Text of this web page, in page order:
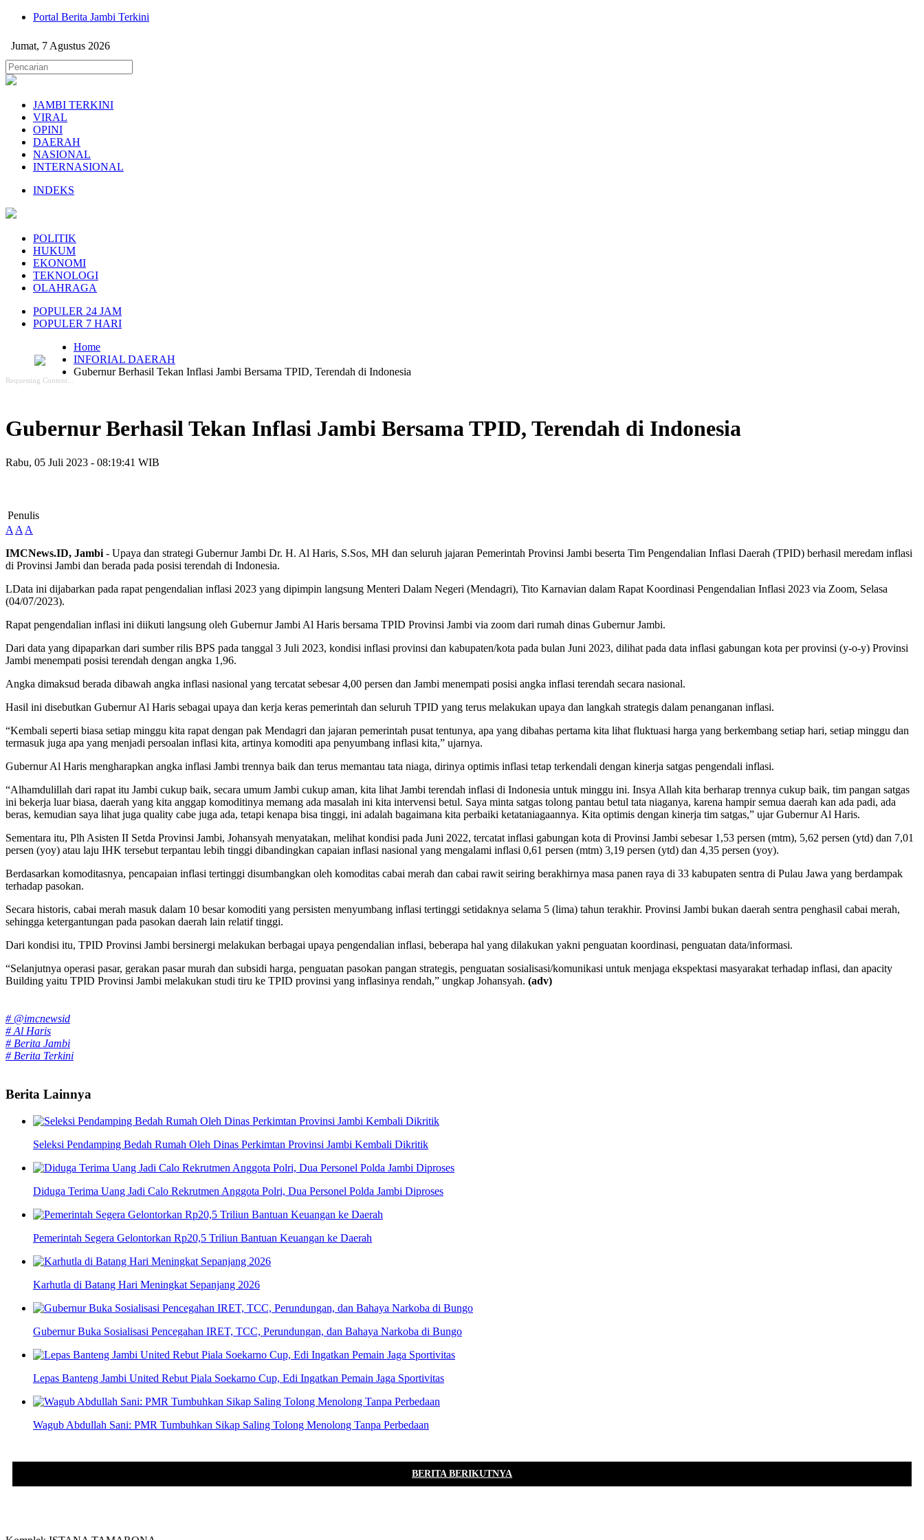
Portal Berita Jambi Terkini
Jumat, 7 Agustus 2026
JAMBI TERKINI
VIRAL
OPINI
DAERAH
NASIONAL
INTERNASIONAL
INDEKS
POLITIK
HUKUM
EKONOMI
TEKNOLOGI
OLAHRAGA
POPULER 24 JAM
POPULER 7 HARI
Requesting Content...
Home
INFORIAL DAERAH
Gubernur Berhasil Tekan Inflasi Jambi Bersama TPID, Terendah di Indonesia
Gubernur Berhasil Tekan Inflasi Jambi Bersama TPID, Terendah di Indonesia
Rabu, 05 Juli 2023 - 08:19:41 WIB
Penulis
A A A
IMCNews.ID, Jambi - Upaya dan strategi Gubernur Jambi Dr. H. Al Haris, S.Sos, MH dan seluruh jajaran Pemerintah Provinsi Jambi beserta Tim Pengendalian Inflasi Daerah (TPID) berhasil meredam inflasi
di Provinsi Jambi dan berada pada posisi terendah di Indonesia.
LData ini dijabarkan pada rapat pengendalian inflasi 2023 yang dipimpin langsung Menteri Dalam Negeri (Mendagri), Tito Karnavian dalam Rapat Koordinasi Pengendalian Inflasi 2023 via Zoom, Selasa
(04/07/2023).
Rapat pengendalian inflasi ini diikuti langsung oleh Gubernur Jambi Al Haris bersama TPID Provinsi Jambi via zoom dari rumah dinas Gubernur Jambi.
Dari data yang dipaparkan dari sumber rilis BPS pada tanggal 3 Juli 2023, kondisi inflasi provinsi dan kabupaten/kota pada bulan Juni 2023, dilihat pada data inflasi gabungan kota per provinsi (y-o-y) Provinsi
Jambi menempati posisi terendah dengan angka 1,96.
Angka dimaksud berada dibawah angka inflasi nasional yang tercatat sebesar 4,00 persen dan Jambi menempati posisi angka inflasi terendah secara nasional.
Hasil ini disebutkan Gubernur Al Haris sebagai upaya dan kerja keras pemerintah dan seluruh TPID yang terus melakukan upaya dan langkah strategis dalam penanganan inflasi.
“Kembali seperti biasa setiap minggu kita rapat dengan pak Mendagri dan jajaran pemerintah pusat tentunya, apa yang dibahas pertama kita lihat fluktuasi harga yang berkembang setiap hari, setiap minggu dan
termasuk juga apa yang menjadi persoalan inflasi kita, artinya komoditi apa penyumbang inflasi kita,” ujarnya.
Gubernur Al Haris mengharapkan angka inflasi Jambi trennya baik dan terus memantau tata niaga, dirinya optimis inflasi tetap terkendali dengan kinerja satgas pengendali inflasi.
“Alhamdulillah dari rapat itu Jambi cukup baik, secara umum Jambi cukup aman, kita lihat Jambi terendah inflasi di Indonesia untuk minggu ini. Insya Allah kita berharap trennya cukup baik, tim pangan satgas
ini bekerja luar biasa, daerah yang kita anggap komoditinya memang ada masalah ini kita intervensi betul. Saya minta satgas tolong pantau betul tata niaganya, karena hampir semua daerah kan ada padi, ada
beras, kemudian saya lihat juga quality cabe juga ada, tetapi kenapa bisa tinggi, ini adalah bagaimana kita perbaiki ketataniagaannya. Kita optimis dengan kinerja tim satgas,” ujar Gubernur Al Haris.
Sementara itu, Plh Asisten II Setda Provinsi Jambi, Johansyah menyatakan, melihat kondisi pada Juni 2022, tercatat inflasi gabungan kota di Provinsi Jambi sebesar 1,53 persen (mtm), 5,62 persen (ytd) dan 7,01
persen (yoy) atau laju IHK tersebut terpantau lebih tinggi dibandingkan capaian inflasi nasional yang mengalami inflasi 0,61 persen (mtm) 3,19 persen (ytd) dan 4,35 persen (yoy).
Berdasarkan komoditasnya, pencapaian inflasi tertinggi disumbangkan oleh komoditas cabai merah dan cabai rawit seiring berakhirnya masa panen raya di 33 kabupaten sentra di Pulau Jawa yang berdampak
terhadap pasokan.
Secara historis, cabai merah masuk dalam 10 besar komoditi yang persisten menyumbang inflasi tertinggi setidaknya selama 5 (lima) tahun terakhir. Provinsi Jambi bukan daerah sentra penghasil cabai merah,
sehingga ketergantungan pada pasokan daerah lain relatif tinggi.
Dari kondisi itu, TPID Provinsi Jambi bersinergi melakukan berbagai upaya pengendalian inflasi, beberapa hal yang dilakukan yakni penguatan koordinasi, penguatan data/informasi.
“Selanjutnya operasi pasar, gerakan pasar murah dan subsidi harga, penguatan pasokan pangan strategis, penguatan sosialisasi/komunikasi untuk menjaga ekspektasi masyarakat terhadap inflasi, dan apacity
Building yaitu TPID Provinsi Jambi melakukan studi tiru ke TPID provinsi yang inflasinya rendah,” ungkap Johansyah. (adv)
# @imcnewsid
# Al Haris
# Berita Jambi
# Berita Terkini
Berita Lainnya
Seleksi Pendamping Bedah Rumah Oleh Dinas Perkimtan Provinsi Jambi Kembali Dikritik
Diduga Terima Uang Jadi Calo Rekrutmen Anggota Polri, Dua Personel Polda Jambi Diproses
Pemerintah Segera Gelontorkan Rp20,5 Triliun Bantuan Keuangan ke Daerah
Karhutla di Batang Hari Meningkat Sepanjang 2026
Gubernur Buka Sosialisasi Pencegahan IRET, TCC, Perundungan, dan Bahaya Narkoba di Bungo
Lepas Banteng Jambi United Rebut Piala Soekarno Cup, Edi Ingatkan Pemain Jaga Sportivitas
Wagub Abdullah Sani: PMR Tumbuhkan Sikap Saling Tolong Menolong Tanpa Perbedaan
BERITA BERIKUTNYA